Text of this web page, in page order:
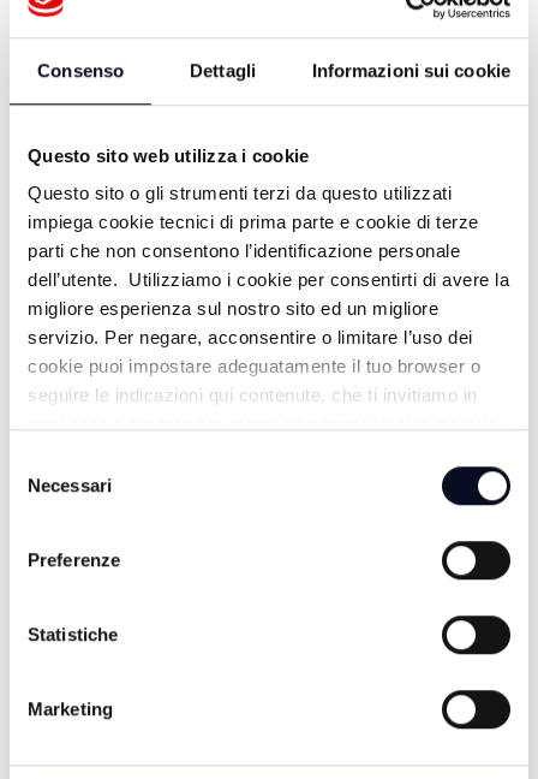
Consenso Dettagli Informazioni sui cookie
Questo sito web utilizza i cookie
Questo sito o gli strumenti terzi da questo utilizzati
impiega cookie tecnici di prima parte e cookie di terze
parti che non consentono l’identificazione personale
dell’utente. Utilizziamo i cookie per consentirti di avere la
migliore esperienza sul nostro sito ed un migliore
servizio. Per negare, acconsentire o limitare l’uso dei
cookie puoi impostare adeguatamente il tuo browser o
seguire le indicazioni qui contenute, che ti invitiamo in
delNecessari
Preferenze
Statistiche
Marketing
ALTRE NOTIZIE TUTTE LE NOTIZIE
7 AGOSTO 2026
chiedono proroga concessione | VIDEO